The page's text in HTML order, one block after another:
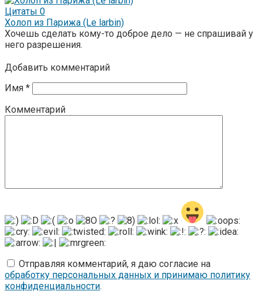
Цитаты 0
Холоп из Парижа (Le larbin)
Хочешь сделать кому-то доброе дело — не спрашивай у
него разрешения.
Добавить комментарий
Имя *
Комментарий
Отправляя комментарий, я даю согласие на
обработку персональных данных и принимаю политику
конфиденциальности.